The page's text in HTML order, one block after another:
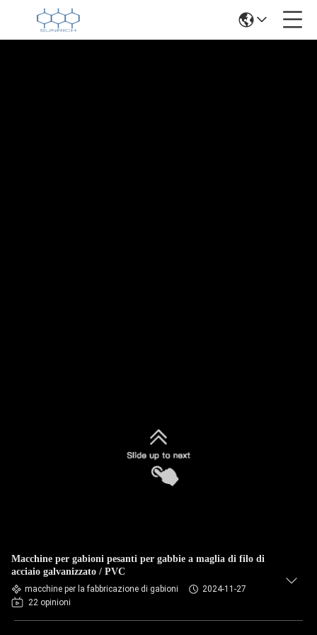
Macchine per gabioni pesanti per gabbie a maglia di filo di
acciaio galvanizzato / PVC
macchine per la fabbricazione di gabioni
2024-11-27
22 opinioni